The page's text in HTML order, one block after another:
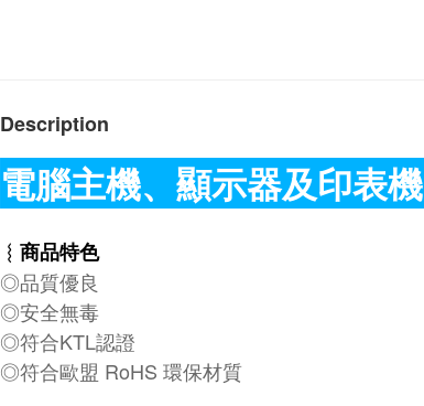
Description
電腦主機、顯示器及印表機
︴ 商品特色
◎品質優良
◎安全無毒
◎符合KTL認證
◎符合歐盟 RoHS 環保材質